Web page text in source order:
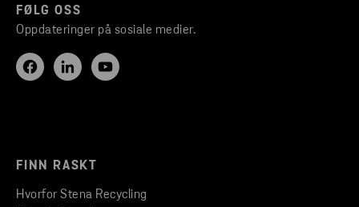
FØLG OSS
Oppdateringer på sosiale medier.
FINN RASKT
Hvorfor Stena Recycling